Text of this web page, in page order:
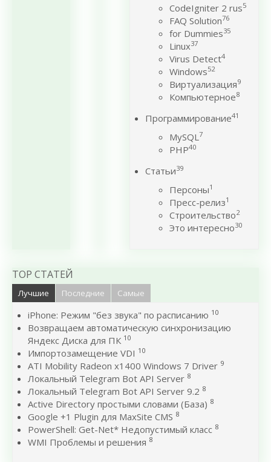
CodeIgniter 2 rus5
FAQ Solution76
for Dummies35
Linux37
Virus Detect4
Windows52
Виртуализация9
Компьютерное8
Программирование41
MySQL7
PHP40
Статьи39
Персоны1
Пресс-релиз1
Строительство2
Это интересно30
TOP СТАТЕЙ
Лучшие Последние Самые
iPhone: Режим "без звука" по расписанию 10
Возвращаем автоматическую синхронизацию
Яндекс Диска для ПК 10
Импортозамещение VDI 10
ATI Mobility Radeon x1400 Windows 7 Driver 9
Локальный Telegram Bot API Server 8
Локальный Telegram Bot API Server 9.2 8
Active Directory простыми словами (База) 8
Google +1 Plugin для MaxSite CMS 8
PowerShell: Get-Net* Недопустимый класс 8
WMI Проблемы и решения 8